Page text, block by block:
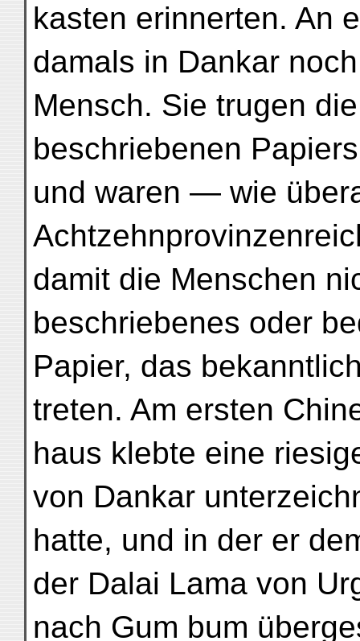
kasten erinnerten. An
damals in Dankar
Mensch. Sie trugen
beschriebenen
und waren — wie
damit die Menschen
beschriebenes oder
Papier, das
treten. Am ersten
haus klebte eine
von Dankar
hatte, und in der er
der Dalai Lama von
nach Gum bum